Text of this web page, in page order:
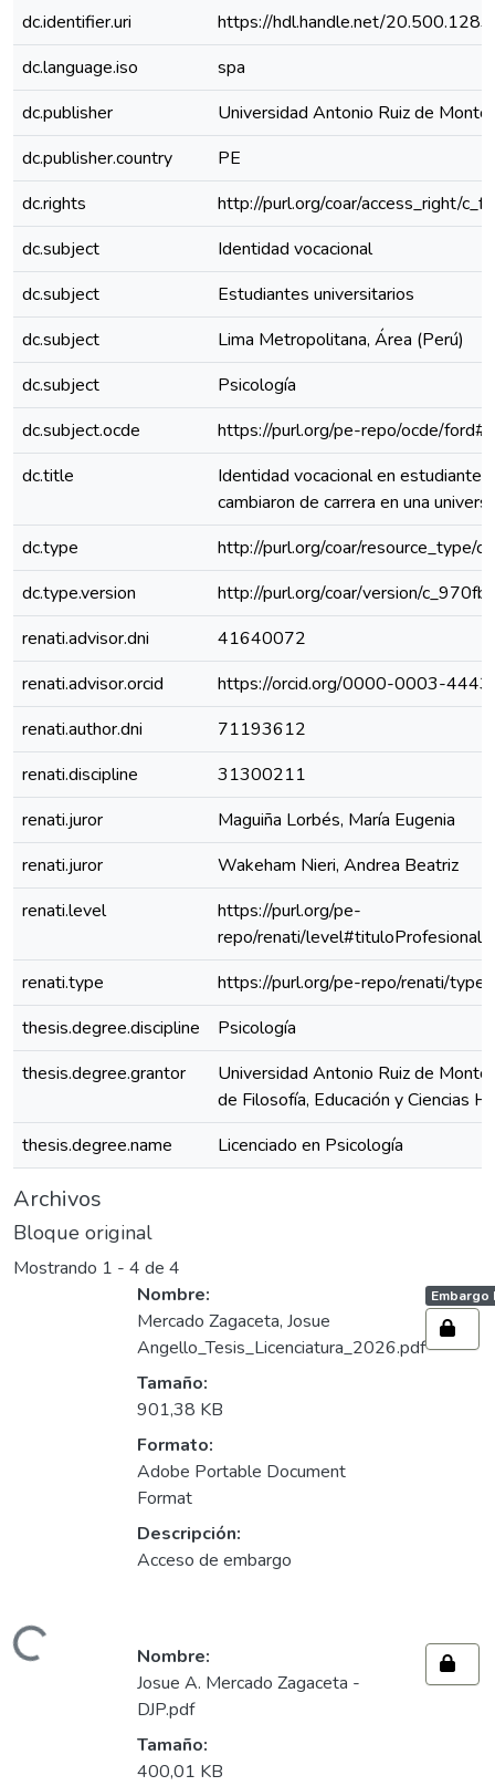
dc.identifier.uri
https://hdl.handle.net/
dc.language.iso
spa
dc.publisher
Universidad Antonio Ruiz de
dc.publisher.country
PE
dc.rights
http://purl.org/coar/access_right/
dc.subject
Identidad vocacional
dc.subject
Estudiantes universitarios
dc.subject
Lima Metropolitana, Área (Perú)
dc.subject
Psicología
dc.subject.ocde
https://purl.org/pe-repo/ocde/
dc.title
Identidad vocacional en
cambiaron de carrera en una
dc.type
http://purl.org/coar/resource_type/
dc.type.version
http://purl.org/coar/version/
renati.advisor.dni
41640072
renati.advisor.orcid
https://orcid.org/0000-0003-
renati.author.dni
71193612
renati.discipline
31300211
renati.juror
Maguiña Lorbés, María Eugenia
renati.juror
Wakeham Nieri, Andrea Beatriz
renati.level
https://purl.org/pe-
repo/renati/level#tituloProfesional
renati.type
https://purl.org/pe-repo/renati/
thesis.degree.discipline
Psicología
thesis.degree.grantor
Universidad Antonio Ruiz de
de Filosofía, Educación y Ciencias
thesis.degree.name
Licenciado en Psicología
Archivos
Bloque original
Mostrando 1 - 4 de 4
Nombre:
Mercado Zagaceta, Josue
Angello_Tesis_Licenciatura_2026.pdf
Tamaño:
901,38 KB
Formato:
Adobe Portable Document
Format
Descripción:
Acceso de embargo
Access
Embargo
Nombre:
Josue A. Mercado Zagaceta -
DJP.pdf
Tamaño:
400,01 KB